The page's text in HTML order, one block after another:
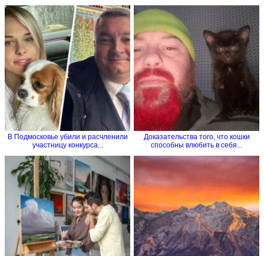
В Подмосковье убили и расчленили
участницу конкурса...
Доказательства того, что кошки
способны влюбить в себя...